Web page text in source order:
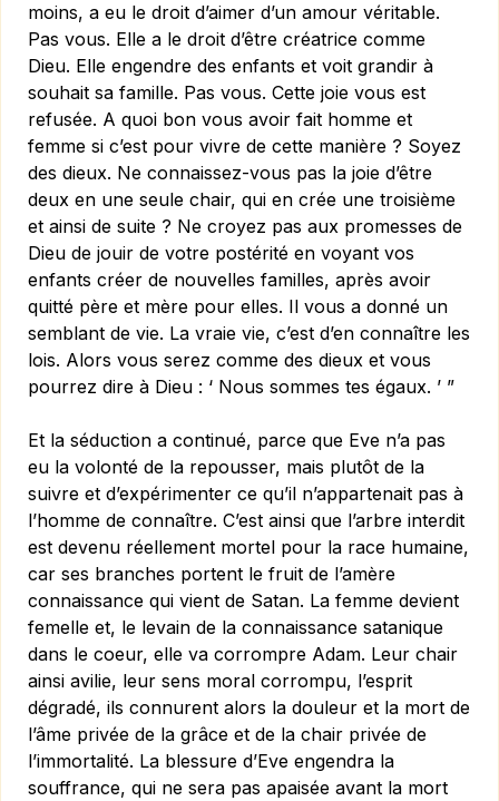
moins, a eu le droit d’aimer d’un amour véritable.
Pas vous. Elle a le droit d’être créatrice comme
Dieu. Elle en­gendre des enfants et voit grandir à
souhait sa famille. Pas vous. Cette joie vous est
refusée. A quoi bon vous avoir fait homme et
femme si c’est pour vivre de cette manière ? Soyez
des dieux. Ne connaissez-vous pas la joie d’être
deux en une seule chair, qui en crée une troisième
et ainsi de suite ? Ne croyez pas aux pro­messes de
Dieu de jouir de votre postérité en voyant vos
enfants créer de nouvelles familles, après avoir
quitté père et mère pour elles. Il vous a donné un
semblant de vie. La vraie vie, c’est d’en con­naître les
lois. Alors vous serez comme des dieux et vous
pourrez dire à Dieu : ‘ Nous sommes tes égaux. ’ ”
Et la séduction a continué, parce que Eve n’a pas
eu la volonté de la repousser, mais plutôt de la
suivre et d’expérimenter ce qu’il n’appartenait pas à
l’homme de connaître. C’est ainsi que l’arbre interdit
est devenu réellement mortel pour la race hu­maine,
car ses branches portent le fruit de l’amère
connaissance qui vient de Satan. La femme devient
femelle et, le levain de la connaissance satanique
dans le coeur, elle va corrompre Adam. Leur chair
ainsi avilie, leur sens moral corrompu, l’esprit
dégradé, ils connurent alors la douleur et la mort de
l’âme privée de la grâce et de la chair privée de
l’immortalité. La blessure d’Eve engendra la
souffrance, qui ne sera pas apaisée avant la mort